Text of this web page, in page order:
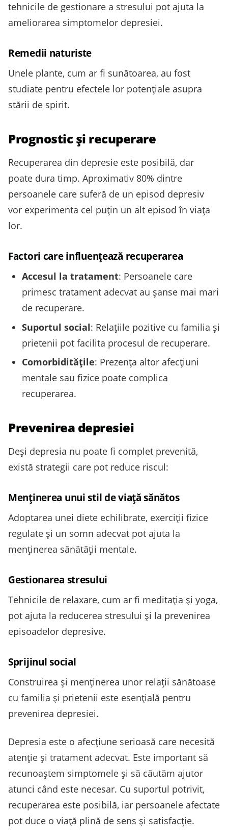
tehnicile de gestionare a stresului pot ajuta la
ameliorarea simptomelor depresiei.
Remedii naturiste
Unele plante, cum ar fi sunătoarea, au fost
studiate pentru efectele lor potențiale asupra
stării de spirit.
Prognostic și recuperare
Recuperarea din depresie este posibilă, dar
poate dura timp. Aproximativ 80% dintre
persoanele care suferă de un episod depresiv
vor experimenta cel puțin un alt episod în viața
lor.
Factori care influențează recuperarea
Accesul la tratament: Persoanele care
primesc tratament adecvat au șanse mai mari
de recuperare.
Suportul social: Relațiile pozitive cu familia și
prietenii pot facilita procesul de recuperare.
Comorbiditățile: Prezența altor afecțiuni
mentale sau fizice poate complica
recuperarea.
Prevenirea depresiei
Deși depresia nu poate fi complet prevenită,
există strategii care pot reduce riscul:
Menținerea unui stil de viață sănătos
Adoptarea unei diete echilibrate, exerciții fizice
regulate și un somn adecvat pot ajuta la
menținerea sănătății mentale.
Gestionarea stresului
Tehnicile de relaxare, cum ar fi meditația și yoga,
pot ajuta la reducerea stresului și la prevenirea
episoadelor depresive.
Sprijinul social
Construirea și menținerea unor relații sănătoase
cu familia și prietenii este esențială pentru
prevenirea depresiei.
Depresia este o afecțiune serioasă care necesită
atenție și tratament adecvat. Este important să
recunoaștem simptomele și să căutăm ajutor
atunci când este necesar. Cu suportul potrivit,
recuperarea este posibilă, iar persoanele afectate
pot duce o viață plină de sens și satisfacție.